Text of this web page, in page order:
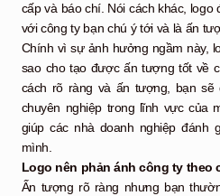
cấp và báo chí. Nói cách khác,
với công ty bạn chú ý tới và là ấn
Chính vì sự ảnh hưởng ngầm này,
sao cho tạo được ấn tượng tốt về
cách rõ ràng và ấn tượng, bạn
chuyên nghiệp trong lĩnh vực của
giúp các nhà doanh nghiệp đánh
mình.
Logo nên phản ánh công ty theo
Ấn tượng rõ ràng nhưng bạn